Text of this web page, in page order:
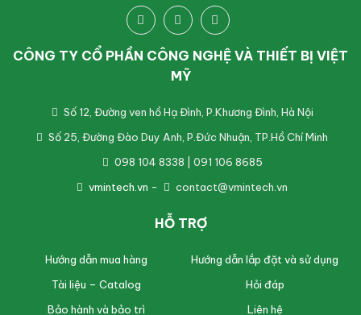
CÔNG TY CỔ PHẦN CÔNG NGHỆ VÀ THIẾT BỊ VIỆT
MỸ
Số 12, Đường ven hồ Hạ Đình, P.Khương Đình, Hà Nội
Số 25, Đường Đào Duy Anh, P.Đức Nhuận, TP.Hồ Chí Minh
098 104 8338 | 091 106 8685
vmintech.vn - contact@vmintech.vn
HỖ TRỢ
Hướng dẫn mua hàng
Hướng dẫn lắp đặt và sử dụng
Tài liệu – Catalog
Hỏi đáp
Bảo hành và bảo trì
Liên hệ